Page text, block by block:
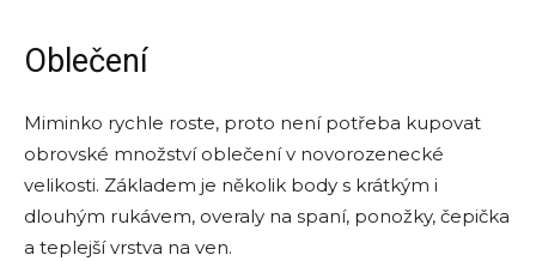
Oblečení
Miminko rychle roste, proto není potřeba kupovat
obrovské množství oblečení v novorozenecké
velikosti. Základem je několik body s krátkým i
dlouhým rukávem, overaly na spaní, ponožky, čepička
a teplejší vrstva na ven.